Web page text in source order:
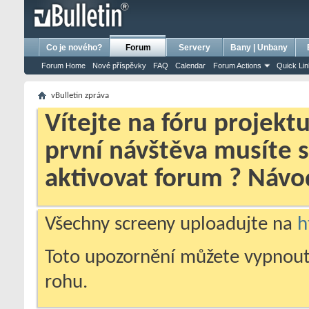
Co je nového? Forum
Forum Home Nové příspěvky FAQ Calendar Forum Actions Quick
Servery Bany | Unbany
vBulletin zpráva
Vítejte na fóru projektu
první návštěva musíte
aktivovat forum ?
Všechny screeny uploadujte na
Toto upozornění můžete
rohu.